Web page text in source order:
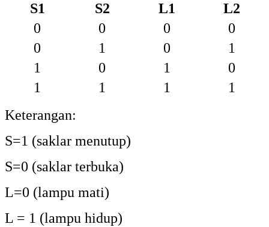
S1
S2 L1
L2
0
0 0
0
0
1 0
1
1
0 1
0
1
1 1
1
Keterangan:
S=1 (saklar menutup)
S=0 (saklar terbuka)
L=0 (lampu mati)
L = 1 (lampu hidup)